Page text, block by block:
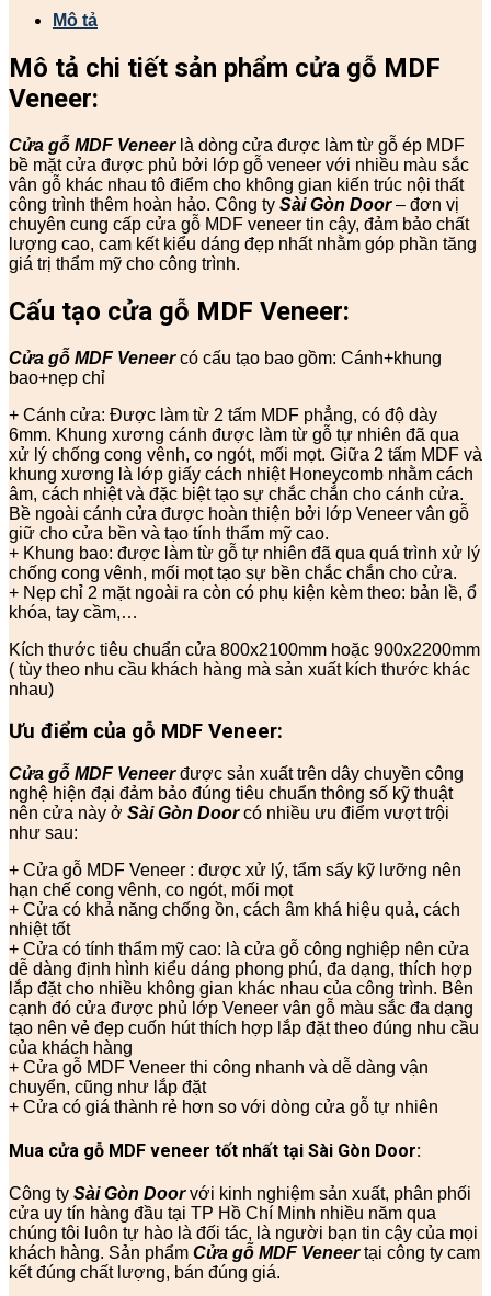
Mô tả
Mô tả chi tiết sản phẩm cửa gỗ MDF
Veneer:
Cửa gỗ MDF Veneerlà dòng cửa được làm từ gỗ ép MDF
bề mặt cửa được phủ bởi lớp gỗ veneer với nhiều màu sắc
vân gỗ khác nhau tô điểm cho không gian kiến trúc nội thất
công trình thêm hoàn hảo. Công ty Sài Gòn Door– đơn vị
chuyên cung cấp cửa gỗ MDF veneer tin cậy, đảm bảo chất
lượng cao, cam kết kiểu dáng đẹp nhất nhằm góp phần tăng
giá trị thẩm mỹ cho công trình.
Cấu tạo cửa gỗ MDF Veneer:
Cửa gỗ MDF Veneercó cấu tạo bao gồm: Cánh+khung
bao+nẹp chỉ
+ Cánh cửa: Được làm từ 2 tấm MDF phẳng, có độ dày
6mm. Khung xương cánh được làm từ gỗ tự nhiên đã qua
xử lý chống cong vênh, co ngót, mối mọt. Giữa 2 tấm MDF và
khung xương là lớp giấy cách nhiệt Honeycomb nhằm cách
âm, cách nhiệt và đặc biệt tạo sự chắc chắn cho cánh cửa.
Bề ngoài cánh cửa được hoàn thiện bởi lớp Veneer vân gỗ
giữ cho cửa bền và tạo tính thẩm mỹ cao.
+ Khung bao: được làm từ gỗ tự nhiên đã qua quá trình xử lý
chống cong vênh, mối mọt tạo sự bền chắc chắn cho cửa.
+ Nẹp chỉ 2 mặt ngoài ra còn có phụ kiện kèm theo: bản lề, ổ
khóa, tay cầm,…
Kích thước tiêu chuẩn cửa 800x2100mm hoặc 900x2200mm
( tùy theo nhu cầu khách hàng mà sản xuất kích thước khác
nhau)
Ưu điểm của gỗ MDF Veneer:
Cửa gỗ MDF Veneerđược sản xuất trên dây chuyền công
nghệ hiện đại đảm bảo đúng tiêu chuẩn thông số kỹ thuật
nên cửa này ở Sài Gòn Doorcó nhiều ưu điểm vượt trội
như sau:
+ Cửa gỗ MDF Veneer : được xử lý, tẩm sấy kỹ lưỡng nên
hạn chế cong vênh, co ngót, mối mọt
+ Cửa có khả năng chống ồn, cách âm khá hiệu quả, cách
nhiệt tốt
+ Cửa có tính thẩm mỹ cao: là cửa gỗ công nghiệp nên cửa
dễ dàng định hình kiểu dáng phong phú, đa dạng, thích hợp
lắp đặt cho nhiều không gian khác nhau của công trình. Bên
cạnh đó cửa được phủ lớp Veneer vân gỗ màu sắc đa dạng
tạo nên vẻ đẹp cuốn hút thích hợp lắp đặt theo đúng nhu cầu
của khách hàng
+ Cửa gỗ MDF Veneer thi công nhanh và dễ dàng vận
chuyển, cũng như lắp đặt
+ Cửa có giá thành rẻ hơn so với dòng cửa gỗ tự nhiên
Mua cửa gỗ MDF veneer tốt nhất tại Sài Gòn Door:
Công ty Sài Gòn Doorvới kinh nghiệm sản xuất, phân phối
cửa uy tín hàng đầu tại TP Hồ Chí Minh nhiều năm qua
chúng tôi luôn tự hào là đối tác, là người bạn tin cậy của mọi
khách hàng. Sản phẩm Cửa gỗ MDF Veneer tại công ty cam
kết đúng chất lượng, bán đúng giá.